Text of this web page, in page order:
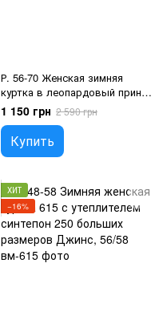
Р. 56-70 Женская зимняя
куртка в леопардовый принт
больших размеров с
довязами на рукавах
Коричневый, 68/70
1 150 грн 2 590 грн
Купить
ХИТ
−16%